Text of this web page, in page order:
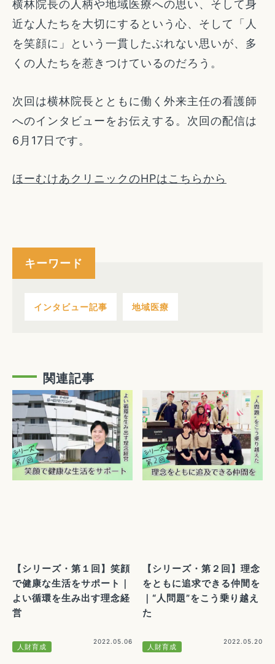
横林院長の人柄や地域医療への思い、そして身
近な人たちを大切にするという心、そして「人
を笑顔に」という一貫したぶれない思いが、多
くの人たちを惹きつけているのだろう。
次回は横林院長とともに働く外来主任の看護師
へのインタビューをお伝えする。次回の配信は
6月17日です。
ほーむけあクリニックのHPはこちらから
キーワード
インタビュー記事 地域医療
関連記事
【シリーズ・第１回】笑顔
で健康な生活をサポート｜
よい循環を生み出す理念経
営
人財育成
2022.05.06
【シリーズ・第２回】理念
をともに追求できる仲間を
｜“人問題”をこう乗り越え
た
人財育成
2022.05.20